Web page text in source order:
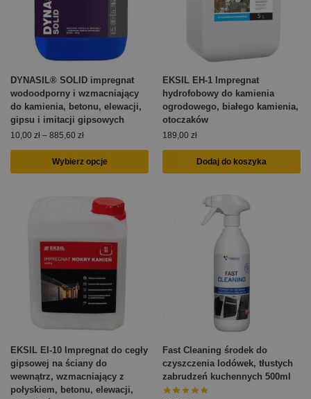
DYNASIL® SOLID impregnat
wodoodporny i wzmacniający
do kamienia, betonu, elewacji,
gipsu i imitacji gipsowych
10,00 zł – 885,60 zł
Wybierz opcje
EKSIL EH-1 Impregnat
hydrofobowy do kamienia
ogrodowego, białego kamienia,
otoczaków
189,00 zł
Dodaj do koszyka
EKSIL EI-10 Impregnat do cegły
gipsowej na ściany do
wewnątrz, wzmacniający z
połyskiem, betonu, elewacji,
Fast Cleaning środek do
czyszczenia lodówek, tłustych
zabrudzeń kuchennych 500ml